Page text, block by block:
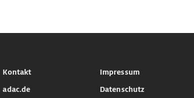
Kontakt
adac.de
Impressum
Datenschutz